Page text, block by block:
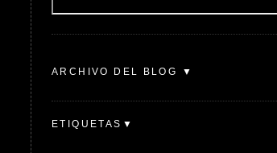
ARCHIVO DEL BLOG ▼
ETIQUETAS▼